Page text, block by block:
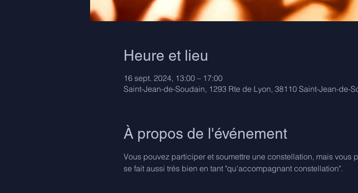
Heure et lieu
16 sept. 2024, 13:00 – 17:00
Saint-Jean-de-Soudain, 1293 Rte de Lyon, 38110 Saint-Jean-de-
À propos de l'événement
Vous pouvez participer et soumettre une constellation, mais vous
se fait aussi très bien en tant "qu'accompagnant constellation".